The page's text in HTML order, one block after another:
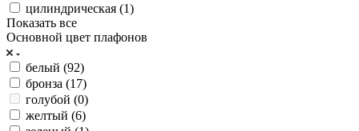
цилиндрическая (1)
Показать все
Основной цвет плафонов
белый (92)
бронза (17)
голубой (0)
желтый (6)